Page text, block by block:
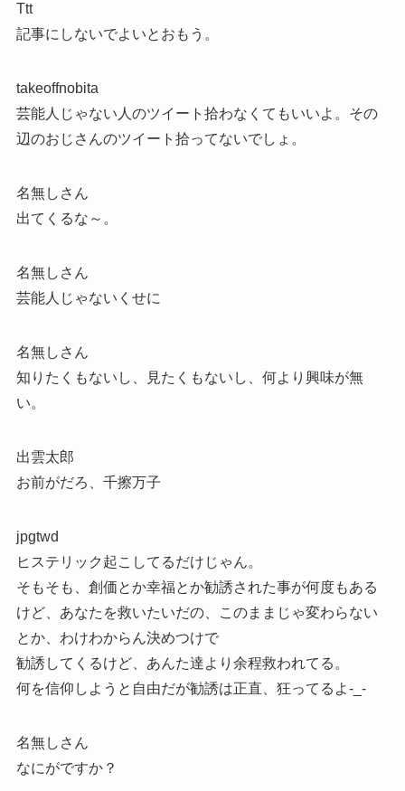
Ttt
記事にしないでよいとおもう。
takeoffnobita
芸能人じゃない人のツイート拾わなくてもいいよ。その
辺のおじさんのツイート拾ってないでしょ。
名無しさん
出てくるな～。
名無しさん
芸能人じゃないくせに
名無しさん
知りたくもないし、見たくもないし、何より興味が無
い。
出雲太郎
お前がだろ、千擦万子
jpgtwd
ヒステリック起こしてるだけじゃん。
そもそも、創価とか幸福とか勧誘された事が何度もある
けど、あなたを救いたいだの、このままじゃ変わらない
とか、わけわからん決めつけで
勧誘してくるけど、あんた達より余程救われてる。
何を信仰しようと自由だが勧誘は正直、狂ってるよ-_-
名無しさん
なにがですか？